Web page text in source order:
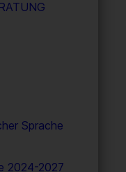
Sprache
2024-2027